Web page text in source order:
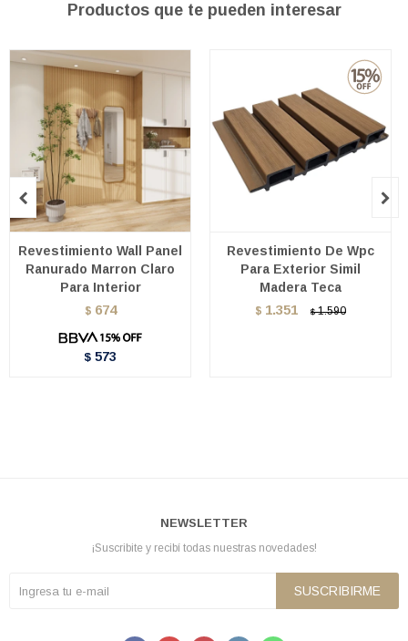
Productos que te pueden interesar
Revestimiento Wall Panel
Ranurado Marron Claro
Para Interior
$ 674
$ 573
Revestimiento De Wpc
Para Exterior Simil
Madera Teca
$ 1.351 $ 1.590
 
NEWSLETTER
¡Suscribite y recibí todas nuestras novedades!
SUSCRIBIRME